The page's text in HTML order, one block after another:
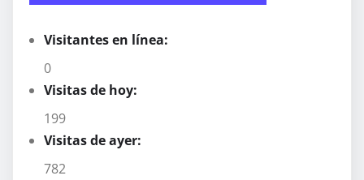
Visitantes en línea:
0
Visitas de hoy:
199
Visitas de ayer:
782